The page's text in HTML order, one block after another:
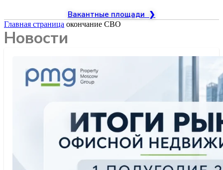
Вакантные площади ❯
Главная страница окончание СВО
Новости